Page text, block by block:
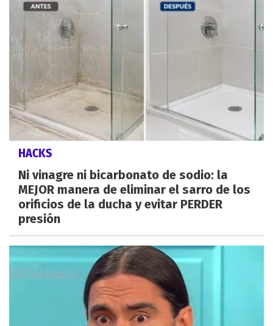
HACKS
Ni vinagre ni bicarbonato de sodio: la
MEJOR manera de eliminar el sarro de los
orificios de la ducha y evitar PERDER
presión